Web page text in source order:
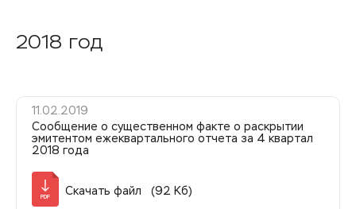
2018 год
11.02.2019
Сообщение о существенном факте о раскрытии
эмитентом ежеквартального отчета за 4 квартал
2018 года
PDF
Скачать файл (92 Кб)